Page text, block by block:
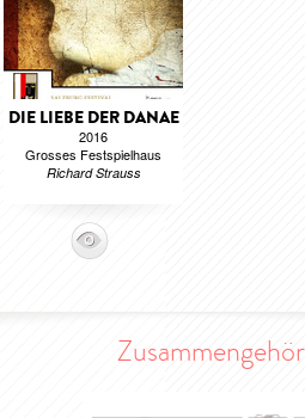
DIE LIEBE DER DANAE
2016
Grosses Festspielhaus
Richard Strauss